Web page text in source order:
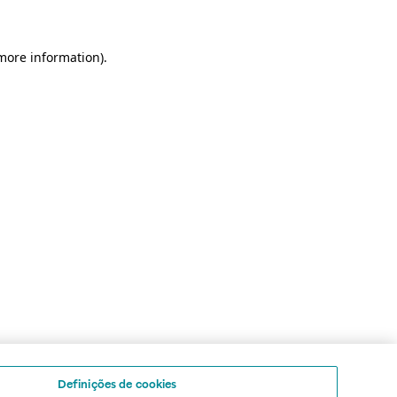
information).
Definições de cookies